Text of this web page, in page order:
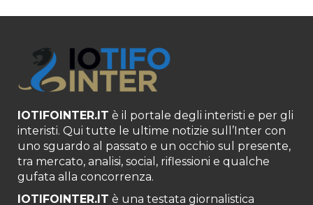
IOTIFOINTER.IT è il portale degli interisti e per gli
interisti. Qui tutte le ultime notizie sull’Inter con
uno sguardo al passato e un occhio sul presente,
tra mercato, analisi, social, riflessioni e qualche
gufata alla concorrenza.
IOTIFOINTER.IT è una testata giornalistica